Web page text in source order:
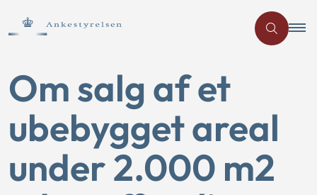
Om salg af et
ubebygget areal
under 2.000 m2